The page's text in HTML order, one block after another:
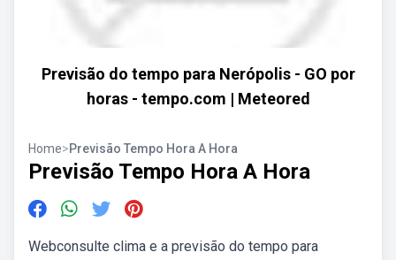
Previsão do tempo para Nerópolis - GO por
horas - tempo.com | Meteored
Home>Previsão Tempo Hora A Hora
Previsão Tempo Hora A Hora
Webconsulte clima e a previsão do tempo para